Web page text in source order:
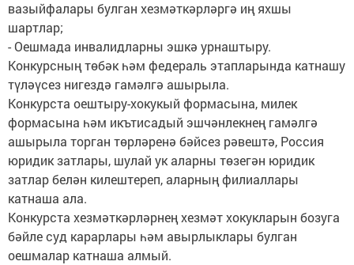
вазыйфалары булган хезмәткәрләргә иң яхшы
шартлар;
- Оешмада инвалидларны эшкә урнаштыру.
Конкурсның төбәк һәм федераль этапларында катнашу
түләүсез нигездә гамәлгә ашырыла.
Конкурста оештыру-хокукый формасына, милек
формасына һәм икътисадый эшчәнлекнең гамәлгә
ашырыла торган төрләренә бәйсез рәвештә, Россия
юридик затлары, шулай ук аларны төзегән юридик
затлар белән килештереп, аларның филиаллары
катнаша ала.
Конкурста хезмәткәрләрнең хезмәт хокукларын бозуга
бәйле суд карарлары һәм авырлыклары булган
оешмалар катнаша алмый.